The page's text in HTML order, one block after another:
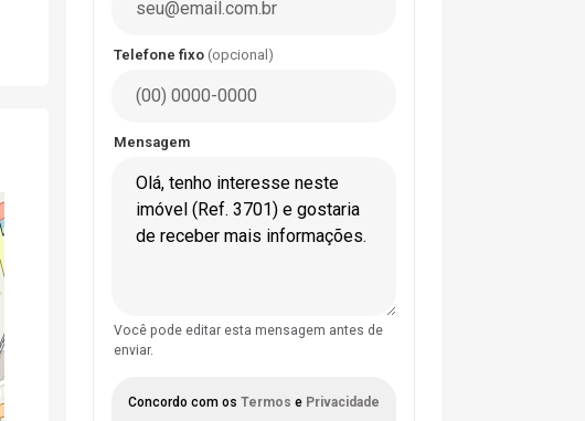
Telefone fixo (opcional)
Mensagem
Você pode editar esta mensagem antes de
enviar.
Concordo com os Termos e Privacidade